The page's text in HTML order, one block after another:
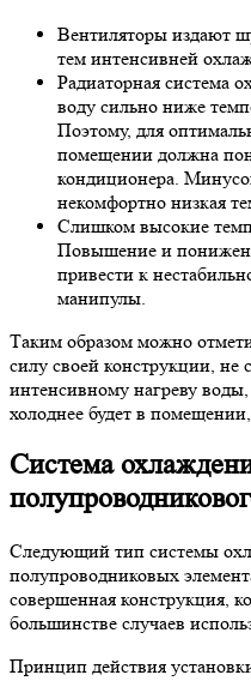
Вентиляторы издают
тем интенсивней
Радиаторная система
воду сильно ниже
Поэтому, для
помещении должна
кондиционера.
некомфортно низкая
Слишком высокие
Повышение и
привести к
манипулы.
Таким образом можно
силу своей конструкции, не
интенсивному нагреву
холоднее будет в
Система
Следующий тип системы
полупроводниковых
совершенная конструкция,
большинстве случаев
Принцип действия